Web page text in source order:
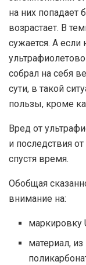
на них попадает
возрастает. В
сужается. А если
собрал на себя
сути, в такой
пользы, кроме
Вред от
и последствия
спустя время.
Обобщая
внимание на:
маркировку
материал,